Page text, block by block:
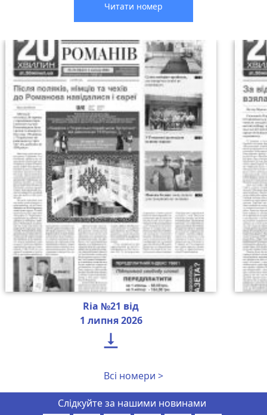
Читати номер
Ria №21 від
1 липня 2026

Всі номери >
Слідкуйте за нашими новинами